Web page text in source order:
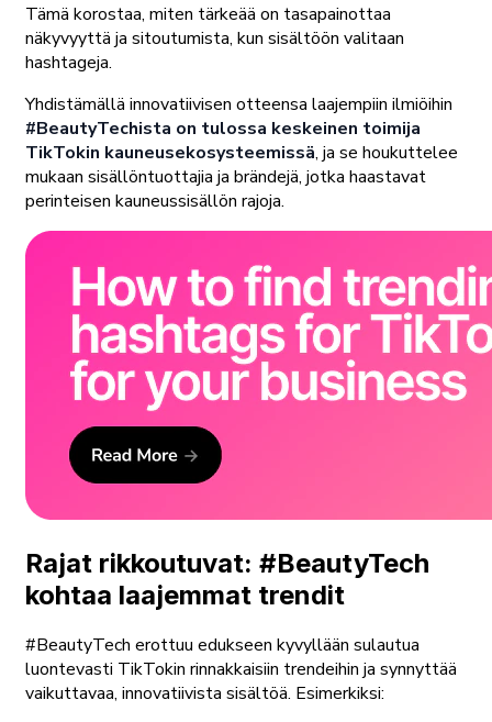
Tämä korostaa, miten tärkeää on tasapainottaa
näkyvyyttä ja sitoutumista, kun sisältöön valitaan
hashtageja.
Yhdistämällä innovatiivisen otteensa laajempiin ilmiöihin
#BeautyTechista on tulossa keskeinen toimija
TikTokin kauneusekosysteemissä, ja se houkuttelee
mukaan sisällöntuottajia ja brändejä, jotka haastavat
perinteisen kauneussisällön rajoja.
Rajat rikkoutuvat: #BeautyTech
kohtaa laajemmat trendit
#BeautyTech erottuu edukseen kyvyllään sulautua
luontevasti TikTokin rinnakkaisiin trendeihin ja synnyttää
vaikuttavaa, innovatiivista sisältöä. Esimerkiksi: